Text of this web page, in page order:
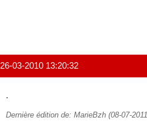
26-03-2010 13:20:32
.
Dernière édition de: MarieBzh (08-07-